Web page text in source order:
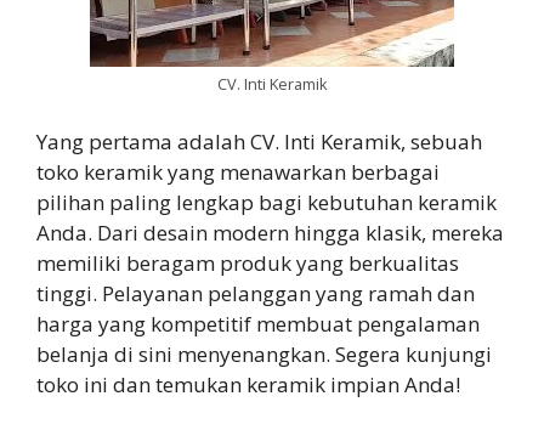
CV. Inti Keramik
Yang pertama adalah CV. Inti Keramik, sebuah
toko keramik yang menawarkan berbagai
pilihan paling lengkap bagi kebutuhan keramik
Anda. Dari desain modern hingga klasik, mereka
memiliki beragam produk yang berkualitas
tinggi. Pelayanan pelanggan yang ramah dan
harga yang kompetitif membuat pengalaman
belanja di sini menyenangkan. Segera kunjungi
toko ini dan temukan keramik impian Anda!